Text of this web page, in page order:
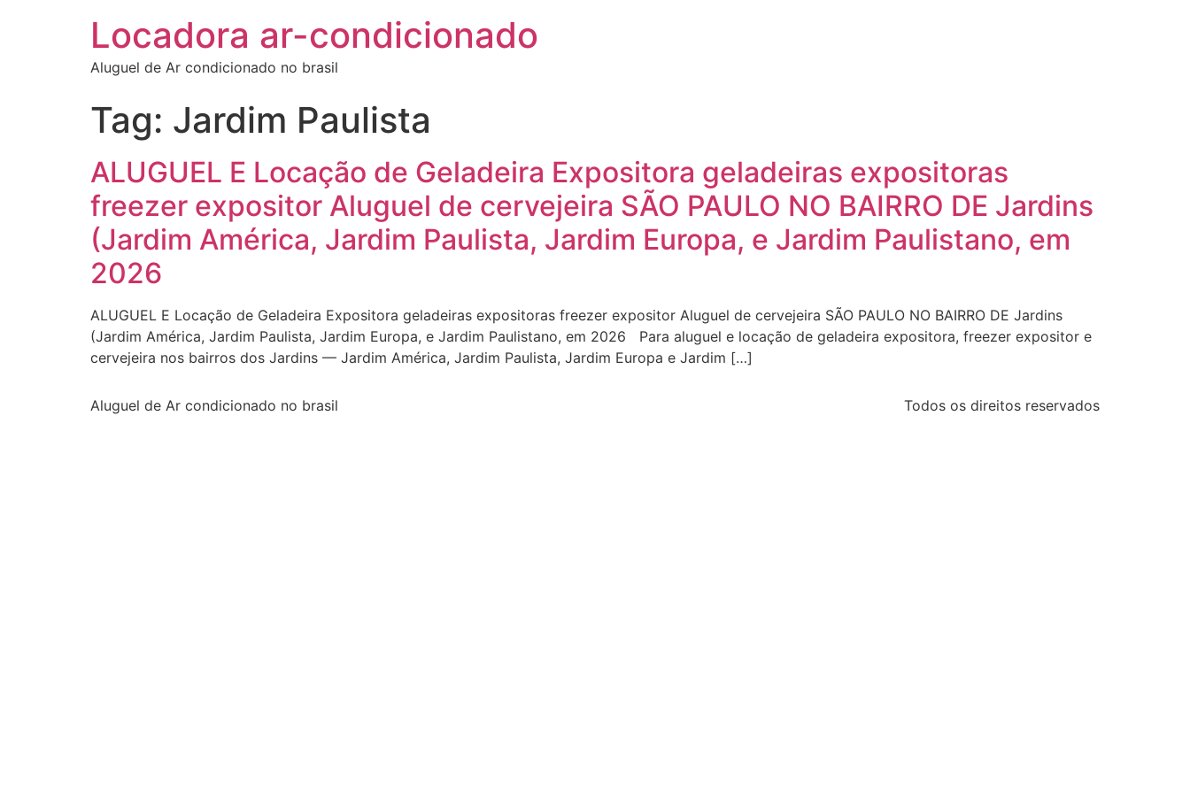
Locadora ar-condicionado
Aluguel de Ar condicionado no brasil
Tag: Jardim Paulista
ALUGUEL E Locação de Geladeira Expositora geladeiras expositoras
freezer expositor Aluguel de cervejeira SÃO PAULO NO BAIRRO DE Jardins
(Jardim América, Jardim Paulista, Jardim Europa, e Jardim Paulistano, em
2026
ALUGUEL E Locação de Geladeira Expositora geladeiras expositoras freezer expositor Aluguel de cervejeira SÃO PAULO NO BAIRRO DE Jardins
(Jardim América, Jardim Paulista, Jardim Europa, e Jardim Paulistano, em 2026 Para aluguel e locação de geladeira expositora, freezer expositor e
cervejeira nos bairros dos Jardins — Jardim América, Jardim Paulista, Jardim Europa e Jardim […]
Aluguel de Ar condicionado no brasil Todos os direitos reservados